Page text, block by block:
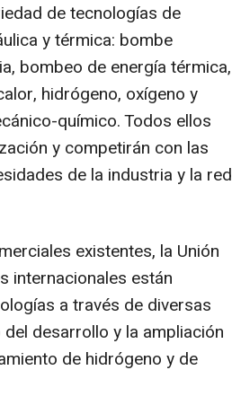
de tecnologías de
y térmica: bombe
bombeo de energía térmica,
hidrógeno, oxígeno y
químico. Todos ellos
y competirán con las
de la industria y la red
existentes, la Unión
internacionales están
a través de diversas
desarrollo y la ampliación
de hidrógeno y de